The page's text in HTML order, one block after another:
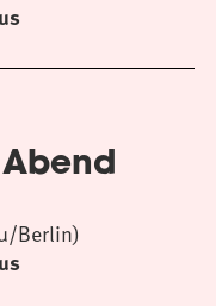
Berlin)